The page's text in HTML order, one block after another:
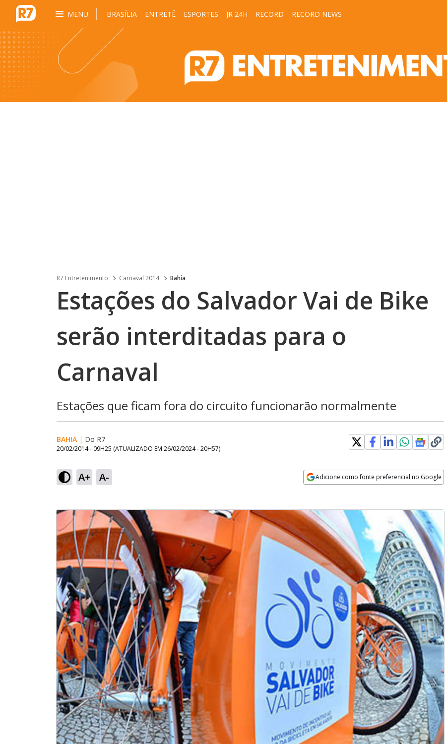
MENU BRASÍLIA ENTRETÊ ESPORTES JR 24H RECORD RECORD NEWS
R7 Entretenimento Carnaval 2014 Bahia
Estações do Salvador Vai de Bike
serão interditadas para o
Carnaval
Estações que ficam fora do circuito funcionarão normalmente
BAHIA | Do R7
20/02/2014 - 09H25 (ATUALIZADO EM 26/02/2024 - 20H57)
A+ A- Adicione como fonte preferencial no Google